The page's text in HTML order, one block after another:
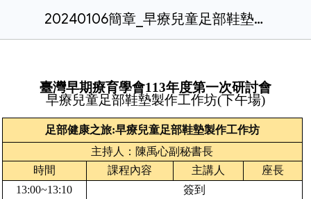
20240106簡章_早療兒童足部鞋墊製作工作坊(下午場).docx
臺灣早期療育學會113年度第一次研討會
早療兒童足部鞋墊製作工作坊(下午場)
足部健康之旅:早療兒童足部鞋墊製作工作坊
主持人：陳禹心副秘書長
時間
課程內容 主講人
座長
13:00~13:10
簽到